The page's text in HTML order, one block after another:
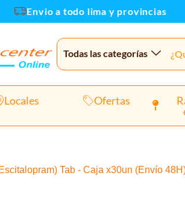
Envio a todo lima y provincias
Todas las categorías
Locales Ofertas